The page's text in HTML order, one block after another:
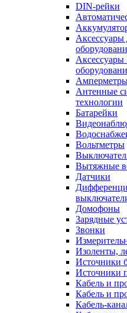
DIN-рейки
Аксессуары
Аксессуары
Антенные
технологии
Батарейки
Вольтметры
Вытяжные
Датчики
Домофоны
Зарядные
Звонки
Изоленты,
Источники
Источники
Кабель и
Кабель и
Кабель-